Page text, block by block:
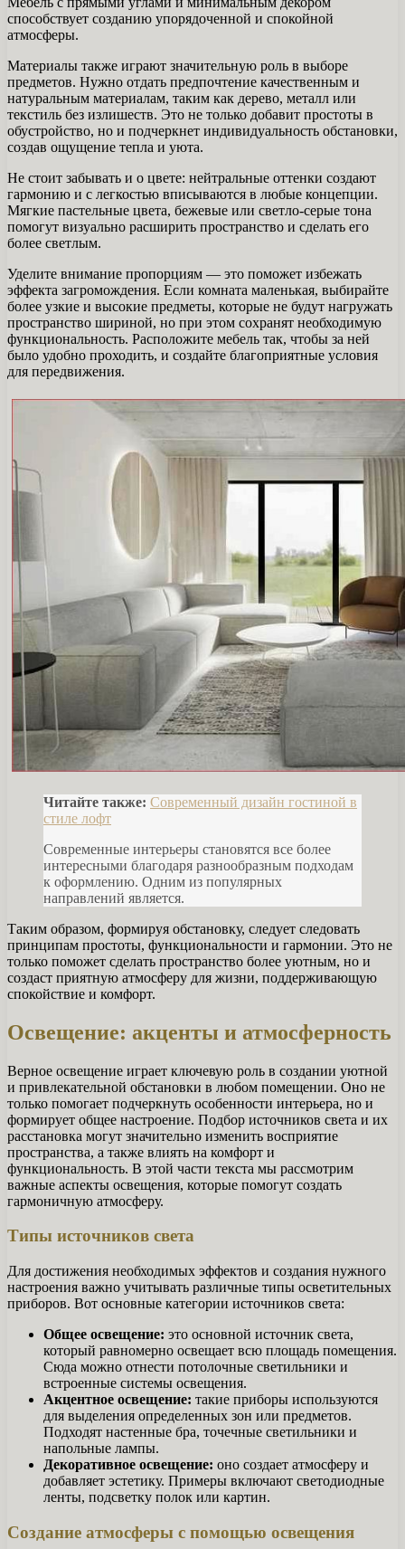
способствует созданию упорядоченной и спокойной
атмосферы.
Материалы также играют значительную роль в выборе
предметов. Нужно отдать предпочтение качественным и
натуральным материалам, таким как дерево, металл или
текстиль без излишеств. Это не только добавит простоты в
обустройство, но и подчеркнет индивидуальность обстановки,
создав ощущение тепла и уюта.
Не стоит забывать и о цвете: нейтральные оттенки создают
гармонию и с легкостью вписываются в любые концепции.
Мягкие пастельные цвета, бежевые или светло-серые тона
помогут визуально расширить пространство и сделать его
более светлым.
Уделите внимание пропорциям — это поможет избежать
эффекта загромождения. Если комната маленькая, выбирайте
более узкие и высокие предметы, которые не будут нагружать
пространство шириной, но при этом сохранят необходимую
функциональность. Расположите мебель так, чтобы за ней
было удобно проходить, и создайте благоприятные условия
для передвижения.
Читайте также: Современный дизайн гостиной в
стиле лофт
Современные интерьеры становятся все более
интересными благодаря разнообразным подходам
к оформлению. Одним из популярных
направлений является.
Таким образом, формируя обстановку, следует следовать
принципам простоты, функциональности и гармонии. Это не
только поможет сделать пространство более уютным, но и
создаст приятную атмосферу для жизни, поддерживающую
спокойствие и комфорт.
Освещение: акценты и атмосферность
Верное освещение играет ключевую роль в создании уютной
и привлекательной обстановки в любом помещении. Оно не
только помогает подчеркнуть особенности интерьера, но и
формирует общее настроение. Подбор источников света и их
расстановка могут значительно изменить восприятие
пространства, а также влиять на комфорт и
функциональность. В этой части текста мы рассмотрим
важные аспекты освещения, которые помогут создать
гармоничную атмосферу.
Типы источников света
Для достижения необходимых эффектов и создания нужного
настроения важно учитывать различные типы осветительных
приборов. Вот основные категории источников света:
Общее освещение: это основной источник света,
который равномерно освещает всю площадь помещения.
Сюда можно отнести потолочные светильники и
встроенные системы освещения.
Акцентное освещение: такие приборы используются
для выделения определенных зон или предметов.
Подходят настенные бра, точечные светильники и
напольные лампы.
Декоративное освещение: оно создает атмосферу и
добавляет эстетику. Примеры включают светодиодные
ленты, подсветку полок или картин.
Создание атмосферы с помощью освещения